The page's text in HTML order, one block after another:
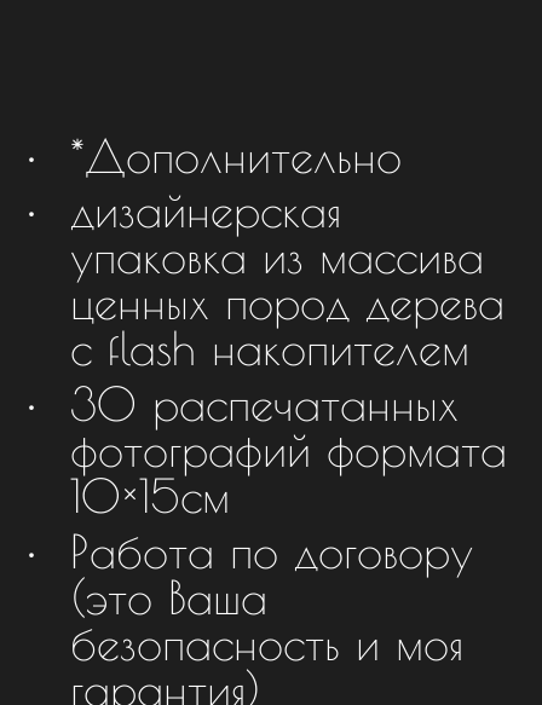
*Дополнительно
дизайнерская
упаковка из массива
ценных пород дерева
с flash накопителем
30 распечатанных
фотографий формата
10×15см
Работа по договору
(это Ваша
безопасность и моя
гарантия)